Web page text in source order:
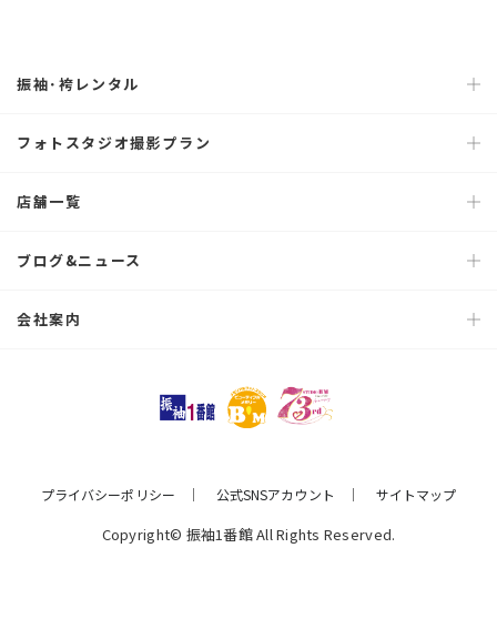
振袖･袴レンタル
フォトスタジオ撮影プラン
店舗一覧
ブログ&ニュース
会社案内
プライバシーポリシー 公式SNSアカウント サイトマップ
Copyright© 振袖1番館 All Rights Reserved.